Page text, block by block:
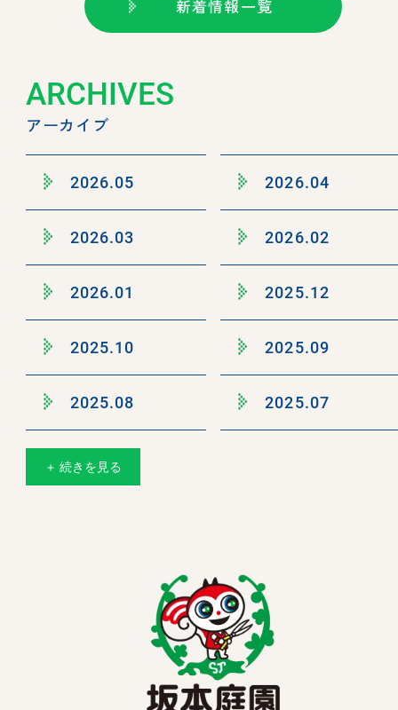
新着情報一覧
ARCHIVES
アーカイブ
2026.05 2026.04
2026.03 2026.02
2026.01 2025.12
2025.10 2025.09
2025.08 2025.07
＋ 続きを見る